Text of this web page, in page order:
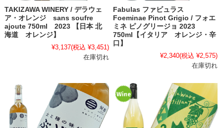
TAKIZAWA WINERY / デラウェ
ア・オレンジ sans soufre
ajoute 750ml 2023 【日本 北
海道 オレンジ】
¥3,137(税込 ¥3,451)
在庫切れ
Fabulas ファビュラス
Foeminae Pinot Grigio / フォエ
ミネ ピノグリージョ 2023
750ml【イタリア オレンジ・辛
口】
¥2,340(税込 ¥2,575)
在庫切れ